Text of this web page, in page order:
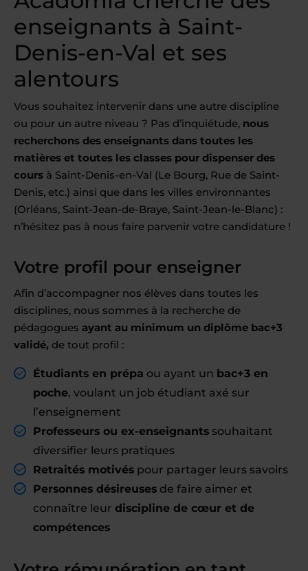
enseignants à Saint-
Denis-en-Val et ses
alentours
Vous souhaitez intervenir dans une autre discipline
ou pour un autre niveau ? Pas d’inquiétude, nous
recherchons des enseignants dans toutes les
matières et toutes les classes pour dispenser des
cours à Saint-Denis-en-Val (Le Bourg, Rue de Saint-
Denis, etc.) ainsi que dans les villes environnantes
(Orléans, Saint-Jean-de-Braye, Saint-Jean-le-Blanc) :
n’hésitez pas à nous faire parvenir votre candidature !
Votre profil pour enseigner
Afin d’accompagner nos élèves dans toutes les
disciplines, nous sommes à la recherche de
pédagogues ayant au minimum un diplôme bac+3
validé, de tout profil :
Étudiants en prépa ou ayant un bac+3 en
poche, voulant un job étudiant axé sur
l’enseignement
Professeurs ou ex-enseignants souhaitant
diversifier leurs pratiques
Retraités motivés pour partager leurs savoirs
Personnes désireuses de faire aimer et
connaître leur discipline de cœur et de
compétences